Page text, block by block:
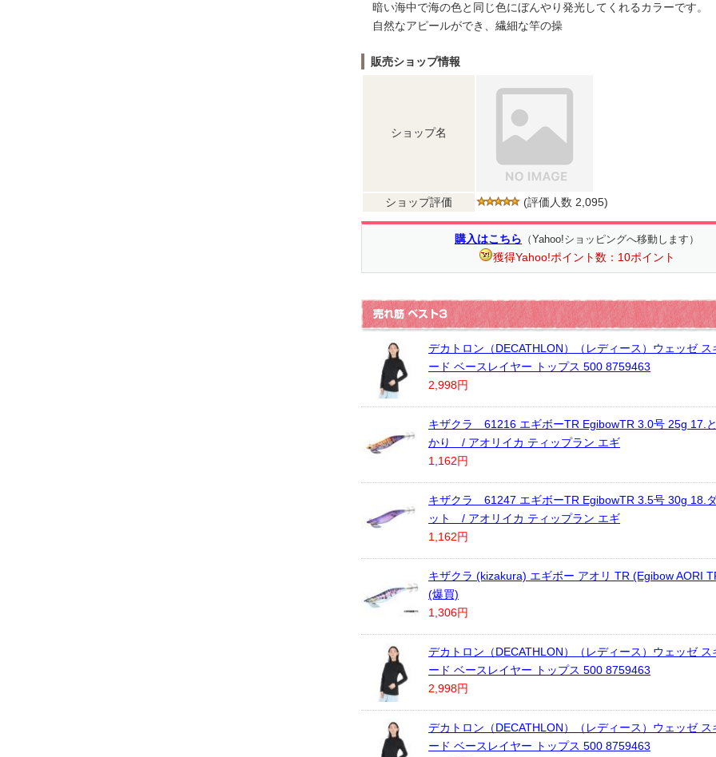
暗い海中で海の色と同じ色にぼんやり発光してくれるカラーです。
自然なアピールができ、繊細な竿の操
販売ショップ情報
ショップ名
ショップ評価 (評価人数 2,095)
購入はこちら （Yahoo!ショッピングへ移動します）
獲得Yahoo!ポイント数：10ポイント
デカトロン（DECATHLON）（レディース）ウェッゼ ス
ード ベースレイヤー トップス 500 8759463
2,998円
キザクラ 61216 エギボーTR EgibowTR 3.0号 25g 17.
かり / アオリイカ ティップラン エギ
1,162円
キザクラ 61247 エギボーTR EgibowTR 3.5号 30g 18.
ット / アオリイカ ティップラン エギ
1,162円
キザクラ (kizakura) エギボー アオリ TR (Egibow AORI
(爆買)
1,306円
デカトロン（DECATHLON）（レディース）ウェッゼ ス
ード ベースレイヤー トップス 500 8759463
2,998円
デカトロン（DECATHLON）（レディース）ウェッゼ ス
ード ベースレイヤー トップス 500 8759463